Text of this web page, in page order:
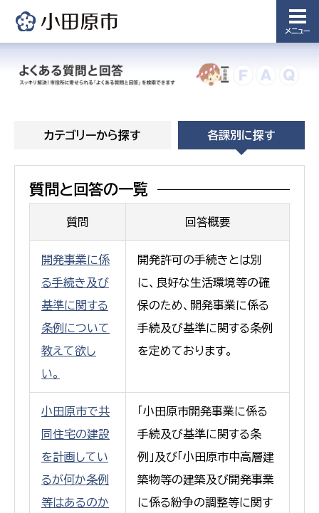
メニュー
カテゴリーから探す 各課別に探す
質問と回答の一覧
質問 回答概要
開発事業に係
る手続き及び
基準に関する
条例について
教えて欲し
い。
開発許可の手続きとは別
に、良好な生活環境等の確
保のため、開発事業に係る
手続及び基準に関する条例
を定めております。
小田原市で共
同住宅の建設
を計画してい
るが何か条例
等はあるのか
「小田原市開発事業に係る
手続及び基準に関する条
例」及び「小田原市中高層建
築物等の建築及び開発事業
に係る紛争の調整等に関す